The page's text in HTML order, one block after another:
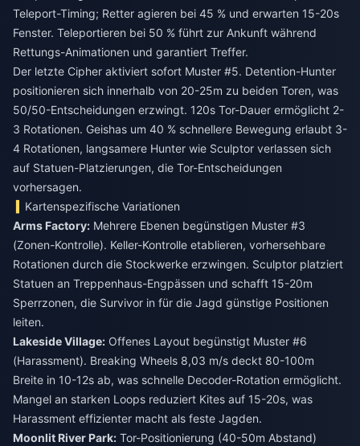
Teleport-Timing; Retter agieren bei 45 % und erwarten 15-20s
Fenster. Teleportieren bei 50 % führt zur Ankunft während
Rettungs-Animationen und garantiert Treffer.
Der letzte Cipher aktiviert sofort Muster #5. Detention-Hunter
positionieren sich innerhalb von 20-25m zu beiden Toren, was
50/50-Entscheidungen erzwingt. 120s Tor-Dauer ermöglicht 2-
3 Rotationen. Geishas um 40 % schnellere Bewegung erlaubt 3-
4 Rotationen, langsamere Hunter wie Sculptor verlassen sich
auf Statuen-Platzierungen, die Tor-Entscheidungen
vorhersagen.
Kartenspezifische Variationen
Arms Factory: Mehrere Ebenen begünstigen Muster #3
(Zonen-Kontrolle). Keller-Kontrolle etablieren, vorhersehbare
Rotationen durch die Stockwerke erzwingen. Sculptor platziert
Statuen an Treppenhaus-Engpässen und schafft 15-20m
Sperrzonen, die Survivor in für die Jagd günstige Positionen
leiten.
Lakeside Village: Offenes Layout begünstigt Muster #6
(Harassment). Breaking Wheels 8,03 m/s deckt 80-100m
Breite in 10-12s ab, was schnelle Decoder-Rotation ermöglicht.
Mangel an starken Loops reduziert Kites auf 15-20s, was
Harassment effizienter macht als feste Jagden.
Moonlit River Park: Tor-Positionierung (40-50m Abstand)